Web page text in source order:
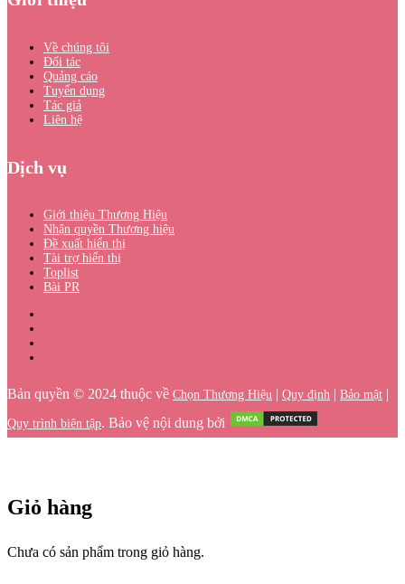
Về chúng tôi
Đối tác
Quảng cáo
Tuyển dụng
Tác giả
Liên hệ
Dịch vụ
Giới thiệu Thương Hiệu
Nhận quyền Thương hiệu
Đề xuất hiển thị
Tài trợ hiển thị
Toplist
Bài PR
Bản quyền © 2024 thuộc về Chọn Thương Hiệu | Quy định | Bảo mật |
Quy trình biên tập. Bảo vệ nội dung bởi
Giỏ hàng
Chưa có sản phẩm trong giỏ hàng.